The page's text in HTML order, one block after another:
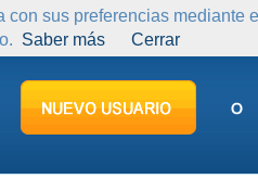
sus preferencias mediante
Saber más Cerrar